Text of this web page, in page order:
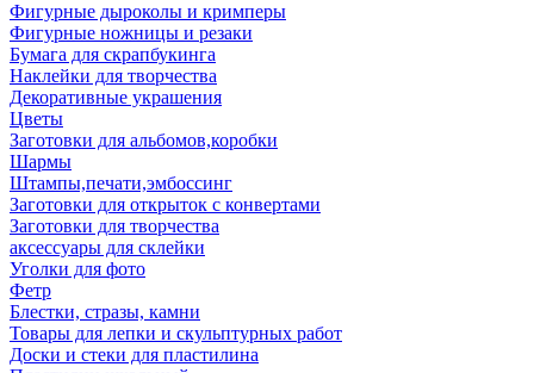
Фигурные дыроколы и кримперы
Фигурные ножницы и резаки
Бумага для скрапбукинга
Наклейки для творчества
Декоративные украшения
Цветы
Заготовки для альбомов,коробки
Шармы
Штампы,печати,эмбоссинг
Заготовки для открыток с конвертами
Заготовки для творчества
аксессуары для склейки
Уголки для фото
Фетр
Блестки, стразы, камни
Товары для лепки и скульптурных работ
Доски и стеки для пластилина